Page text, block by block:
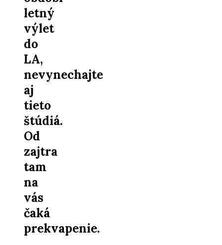
letný
výlet
do
LA,
nevynechajte
aj
tieto
štúdiá.
Od
zajtra
tam
na
vás
čaká
prekvapenie.